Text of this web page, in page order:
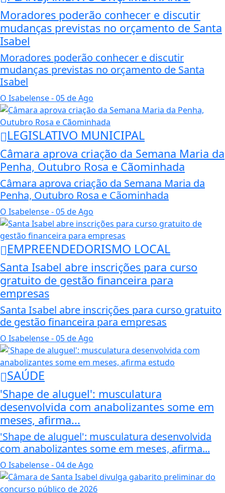
Moradores poderão conhecer e discutir
mudanças previstas no orçamento de Santa
Isabel
Moradores poderão conhecer e discutir
mudanças previstas no orçamento de Santa
Isabel
O Isabelense- 05 de Ago
LEGISLATIVO MUNICIPAL
Câmara aprova criação da Semana Maria da
Penha, Outubro Rosa e Cãominhada
Câmara aprova criação da Semana Maria da
Penha, Outubro Rosa e Cãominhada
O Isabelense- 05 de Ago
EMPREENDEDORISMO LOCAL
Santa Isabel abre inscrições para curso
gratuito de gestão financeira para
empresas
Santa Isabel abre inscrições para curso gratuito
de gestão financeira para empresas
O Isabelense- 05 de Ago
SAÚDE
'Shape de aluguel': musculatura
desenvolvida com anabolizantes some em
meses, afirma...
'Shape de aluguel': musculatura desenvolvida
com anabolizantes some em meses, afirma...
O Isabelense- 04 de Ago